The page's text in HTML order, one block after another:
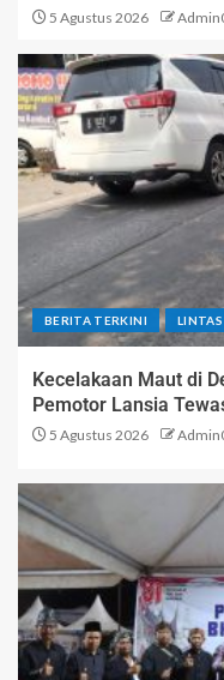
5 Agustus 2026
BERITA TERKINI
Kecelakaan Maut di
Pemotor Lansia
5 Agustus 2026